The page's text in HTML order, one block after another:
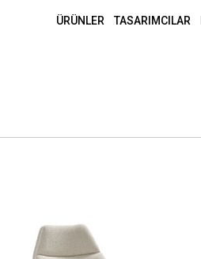
ÜRÜNLER TASARIMCILAR